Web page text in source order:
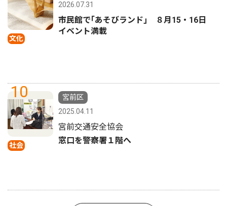
文化
2026.07.31
市民館で｢あそびランド｣ ８月15・16日
イベント満載
10
社会
宮前区
2025.04.11
宮前交通安全協会
窓口を警察署１階へ